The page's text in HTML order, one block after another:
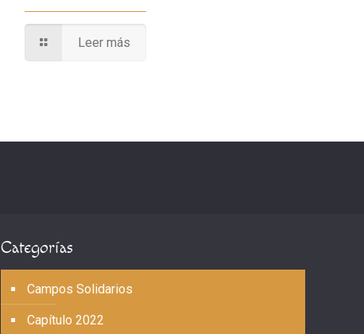
Leer más
Categorías
Campos Solidarios
Capítulo 2022